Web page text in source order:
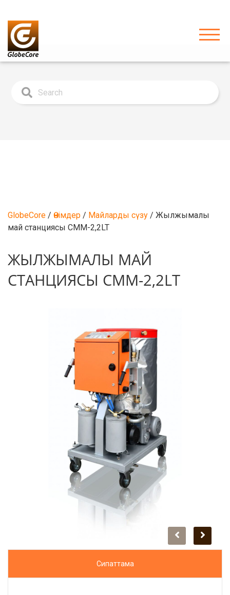
GlobeCore / Өнімдер / Майларды сүзу / Жылжымалы
май станциясы CMM-2,2LT
ЖЫЛЖЫМАЛЫ МАЙ
СТАНЦИЯСЫ CMM-2,2LT
Сипаттама